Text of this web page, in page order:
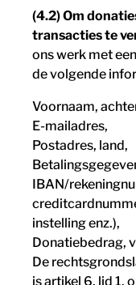
(4.2) Om
transacties te
ons werk met
de volgende
Voornaam,
E-mailadres,
Postadres, land,
IBAN/
instelling enz.),
Donatiebedrag,
De
is artikel 6, lid 1,